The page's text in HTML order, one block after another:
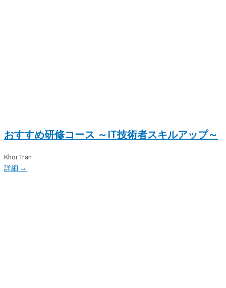
おすすめ研修コース ～IT技術者スキルアップ～
Khoi Tran
詳細 →